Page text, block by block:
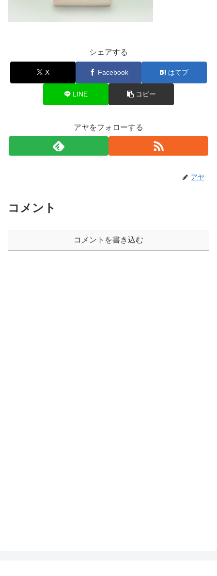
シェアする
X Facebook はてブ
LINE コピー
アヤをフォローする
アヤ
コメント
コメントを書き込む